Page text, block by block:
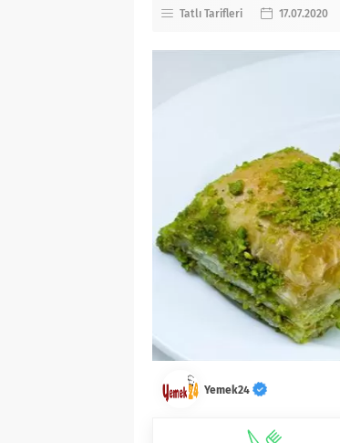
Tatlı Tarifleri 17.07.2020
Yemek24